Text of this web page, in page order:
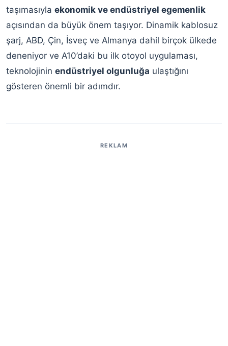
taşımasıyla ekonomik ve endüstriyel egemenlik
açısından da büyük önem taşıyor. Dinamik kablosuz
şarj, ABD, Çin, İsveç ve Almanya dahil birçok ülkede
deneniyor ve A10’daki bu ilk otoyol uygulaması,
teknolojinin endüstriyel olgunluğa ulaştığını
gösteren önemli bir adımdır.
REKLAM